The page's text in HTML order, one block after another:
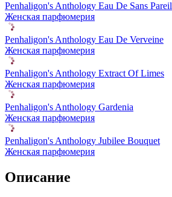
Penhaligon's Anthology Eau De Sans Pareil
Женская парфюмерия
Penhaligon's Anthology Eau De Verveine
Женская парфюмерия
Penhaligon's Anthology Extract Of Limes
Женская парфюмерия
Penhaligon's Anthology Gardenia
Женская парфюмерия
Penhaligon's Anthology Jubilee Bouquet
Женская парфюмерия
Описание